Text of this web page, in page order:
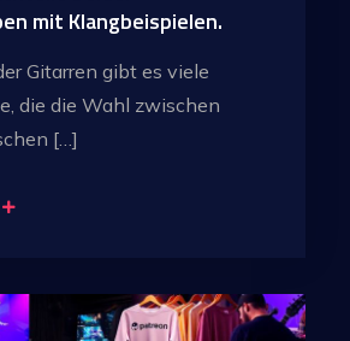
mit Klangbeispielen.
Gitarren gibt es viele
die die Wahl zwischen
[…]